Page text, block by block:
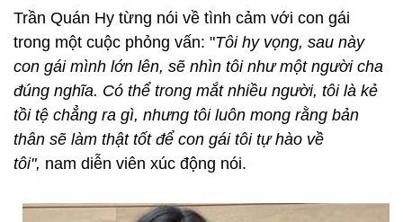
Trần Quán Hy từng nói về tình cảm với con gái
trong một cuộc phỏng vấn: "Tôi hy vọng, sau này
con gái mình lớn lên, sẽ nhìn tôi như một người cha
đúng nghĩa. Có thể trong mắt nhiều người, tôi là kẻ
tồi tệ chẳng ra gì, nhưng tôi luôn mong rằng bản
thân sẽ làm thật tốt để con gái tôi tự hào về
tôi", nam diễn viên xúc động nói.